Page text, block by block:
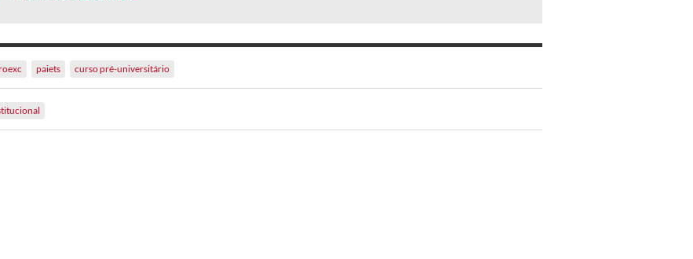
paiets curso pré-universitário